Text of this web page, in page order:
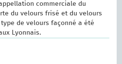
commerciale du
du velours frisé et du velours
de velours façonné a été
Lyonnais.